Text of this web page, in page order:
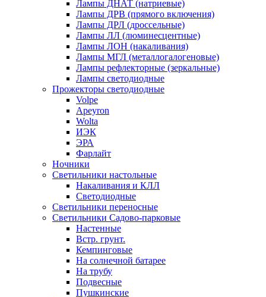
Лампы ДНАТ (натриевые)
Лампы ДРВ (прямого включения)
Лампы ДРЛ (дроссельные)
Лампы ЛЛ (люминесцентные)
Лампы ЛОН (накаливания)
Лампы МГЛ (металлогалогеновые)
Лампы рефлекторные (зеркальные)
Лампы светодиодные
Прожекторы светодиодные
Volpe
Apeyron
Wolta
ИЭК
ЭРА
Фарлайт
Ночники
Светильники настольные
Накаливания и КЛЛ
Светодиодные
Светильники переносные
Светильники Садово-парковые
Настенные
Встр. грунт.
Кемпинговые
На солнечной батарее
На трубу
Подвесные
Пушкинские